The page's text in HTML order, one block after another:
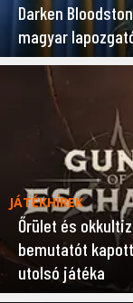
Darken
magyar
JÁTÉKHÍREK
Őrület és
bemutatót
utolsó játéka